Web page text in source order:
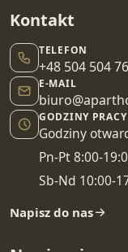
Kontakt
TELEFON
+48 504 504
E-MAIL
GODZINY PRACY
Godziny
Pn-Pt 8:00-
Sb-Nd 10:00-
Napisz do nas